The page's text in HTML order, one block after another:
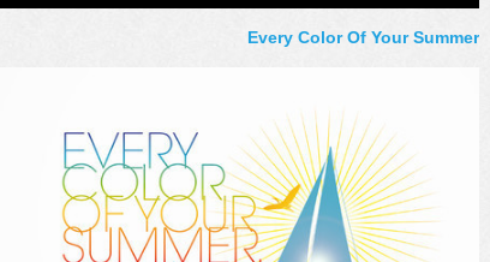
Every Color Of Your Summer